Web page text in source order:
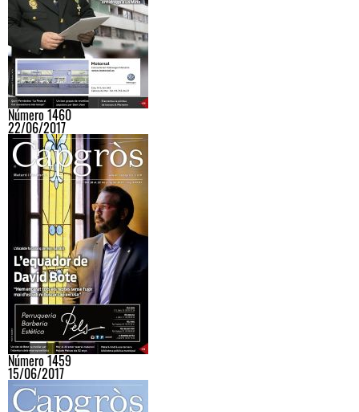
Número 1460
22/06/2017
Número 1459
15/06/2017